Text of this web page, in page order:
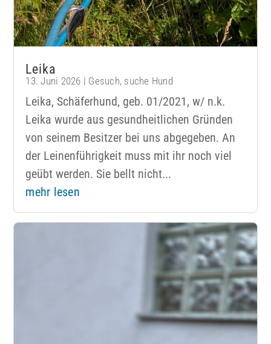
Leika
13. Juni 2026 | Gesuch, suche Hund
Leika, Schäferhund, geb. 01/2021, w/ n.k.
Leika wurde aus gesundheitlichen Gründen
von seinem Besitzer bei uns abgegeben. An
der Leinenführigkeit muss mit ihr noch viel
geübt werden. Sie bellt nicht...
mehr lesen